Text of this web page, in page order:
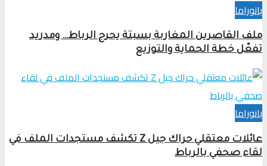
بانوراما
ملف القاصرين المغاربة بسبتة يحرج الرباط… ومدريد
تفعّل خطة الحماية والتوزيع
بانوراما
عائلات معتقلي حراك جيل Z تكشف مستجدات الملف في
لقاء صحفي بالرباط